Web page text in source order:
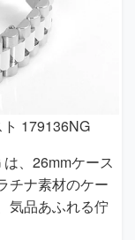
179136NG
、26mmケース
チナ素材のケー
気品あふれる佇